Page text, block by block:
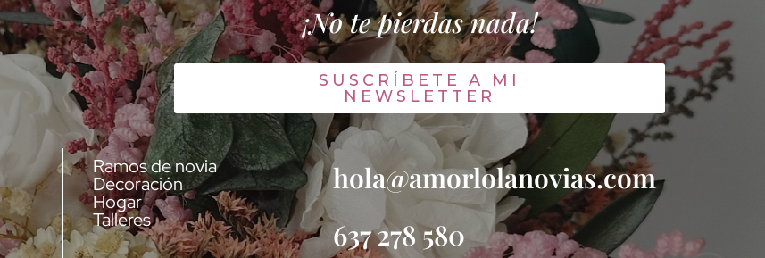
¡No te pierdas nada!
SUSCRÍBETE A MI
NEWSLETTER
Ramos de novia
Decoración
Hogar
Talleres
hola@amorlolanovias.com
637 278 580